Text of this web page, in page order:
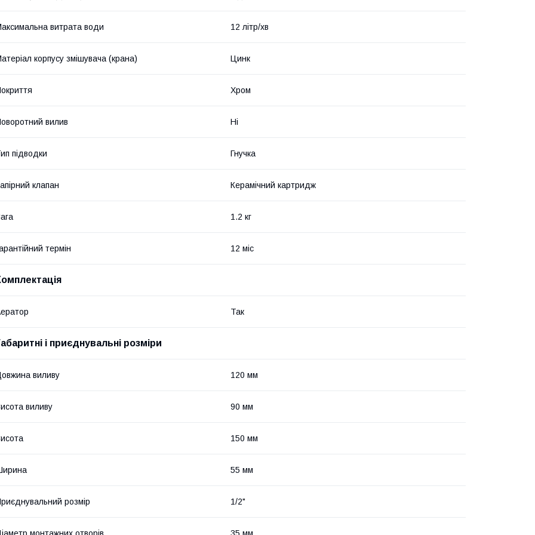
витрата води 12 літр/хв
корпусу змішувача (крана) Цинк
Хром
вилив Ні
підводки Гнучка
клапан Керамічний картридж
1.2 кг
термін 12 міс
Так
і приєднувальні розміри
виливу 120 мм
виливу 90 мм
150 мм
55 мм
розмір 1/2"
монтажних отворів 35 мм